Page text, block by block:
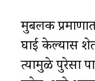
मुबलक
घाई केल्यास
त्यामुळे पुरेसा